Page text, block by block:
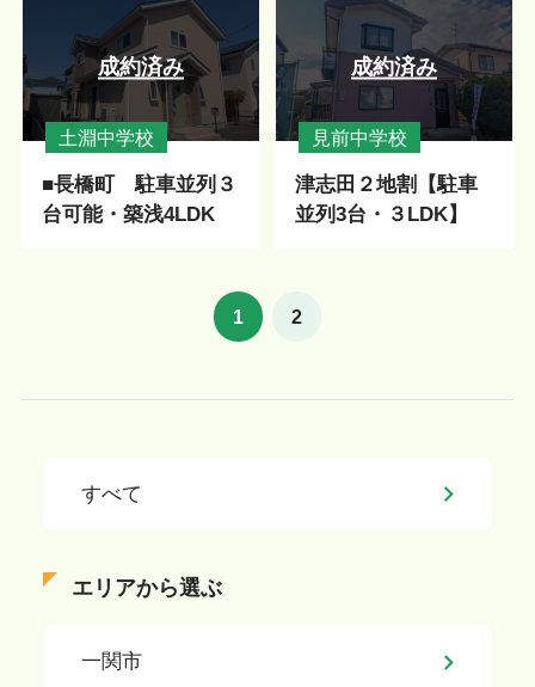
成約済み
土淵中学校
■長橋町 駐車並列３
台可能・築浅4LDK
成約済み
見前中学校
津志田２地割【駐車
並列3台・３LDK】
1 2
すべて
エリアから選ぶ
一関市